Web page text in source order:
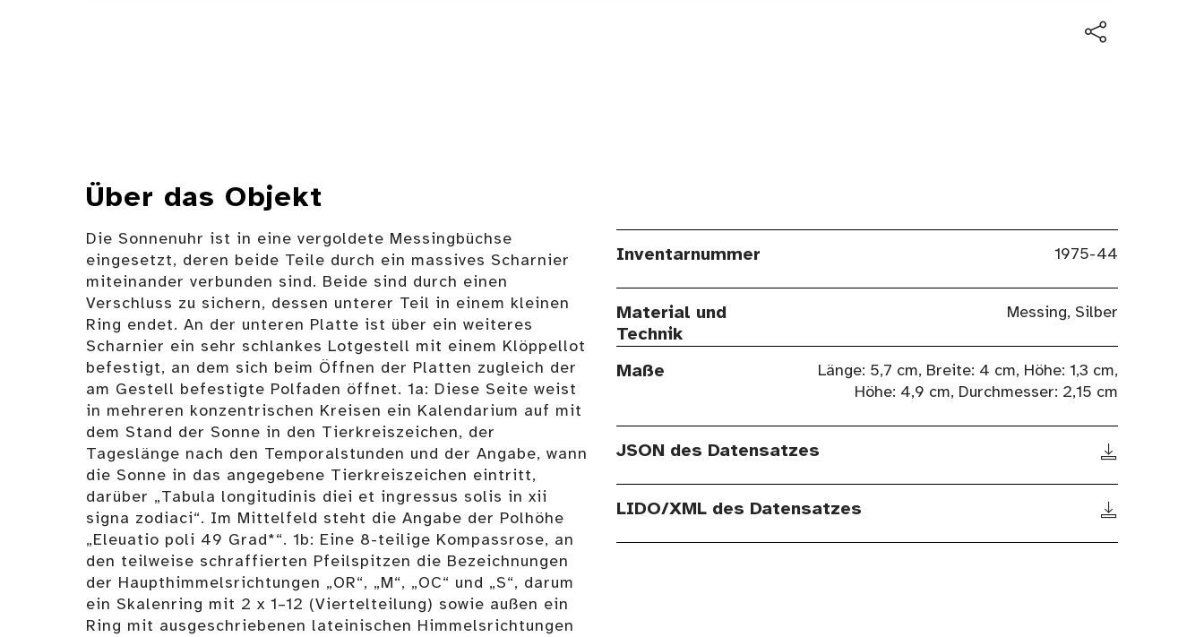
Über das Objekt
Die Sonnenuhr ist in eine vergoldete Messingbüchse
eingesetzt, deren beide Teile durch ein massives Scharnier
miteinander verbunden sind. Beide sind durch einen
Verschluss zu sichern, dessen unterer Teil in einem kleinen
Ring endet. An der unteren Platte ist über ein weiteres
Scharnier ein sehr schlankes Lotgestell mit einem Klöppellot
befestigt, an dem sich beim Öffnen der Platten zugleich der
am Gestell befestigte Polfaden öffnet. 1a: Diese Seite weist
in mehreren konzentrischen Kreisen ein Kalendarium auf mit
dem Stand der Sonne in den Tierkreiszeichen, der
Tageslänge nach den Temporalstunden und der Angabe, wann
die Sonne in das angegebene Tierkreiszeichen eintritt,
darüber „Tabula longitudinis diei et ingressus solis in xii
signa zodiaci“. Im Mittelfeld steht die Angabe der Polhöhe
„Eleuatio poli 49 Grad*“. 1b: Eine 8-teilige Kompassrose, an
den teilweise schraffierten Pfeilspitzen die Bezeichnungen
der Haupthimmelsrichtungen „OR“, „M“, „OC“ und „S“, darum
ein Skalenring mit 2 x 1–12 (Viertelteilung) sowie außen ein
Ring mit ausgeschriebenen lateinischen Himmelsrichtungen
Inventarnummer 1975-44
Material und
Technik
Messing, Silber
Maße
Länge: 5,7 cm, Breite: 4 cm, Höhe: 1,3 cm,
Höhe: 4,9 cm, Durchmesser: 2,15 cm
JSON des Datensatzes
LIDO/XML des Datensatzes